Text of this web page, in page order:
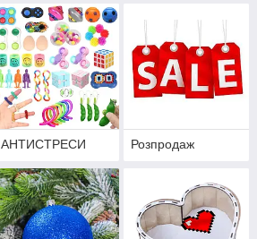
АНТИСТРЕСИ Розпродаж